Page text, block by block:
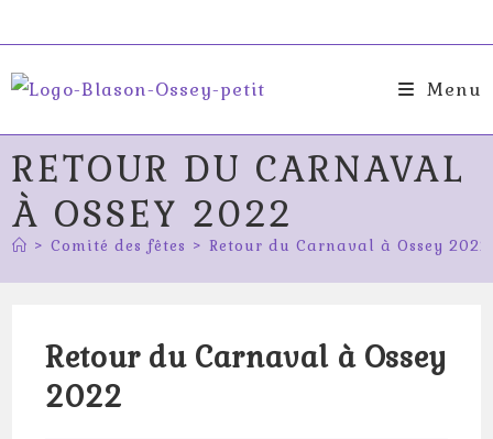
to
content
Menu
RETOUR DU CARNAVAL
À OSSEY 2022
> Comité des fêtes > Retour du Carnaval à Ossey 2022
Retour du Carnaval à Ossey
2022